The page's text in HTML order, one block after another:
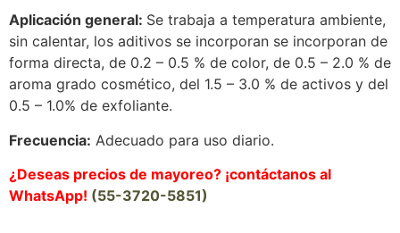
Aplicación general: Se trabaja a temperatura ambiente,
sin calentar, los aditivos se incorporan se incorporan de
forma directa, de 0.2 – 0.5 % de color, de 0.5 – 2.0 % de
aroma grado cosmético, del 1.5 – 3.0 % de activos y del
0.5 – 1.0% de exfoliante.
Frecuencia: Adecuado para uso diario.
¿Deseas precios de mayoreo? ¡contáctanos al
WhatsApp! (55-3720-5851)